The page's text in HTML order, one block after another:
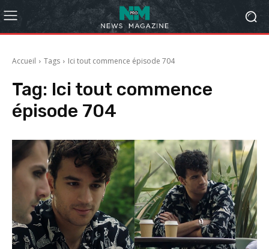
Accueil Tags Ici tout commence épisode 704
Tag: Ici tout commence
épisode 704